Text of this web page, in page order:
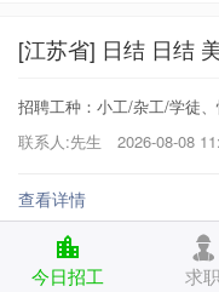
[江苏省] 日结 日结
招聘工种：小工/杂工/学徒
联系人:先生
2026-08-08
查看详情
[江苏省] 招聘 车间
今日招工 求职